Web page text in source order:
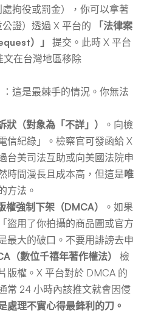
拘役或罰金），你可以拿著
公證）透過 X 平台的
「法律案
）」
提交。此時 X 平台
文在台灣地區移除
：這是最棘手的情況。你無法
狀（對象為「不詳」）
。向檢
信紀錄」。檢察官可發函給 X
台美司法互助或向美國法院申
時間漫長且成本高，但這是唯
方法。
權強制下架（DMCA）
。如果
盜用了你拍攝的商品圖或官方
最大的破口。不要用誹謗去申
（數位千禧年著作權法）
檢
版權。X 平台對於 DMCA 的
常 24 小時內該推文就會因侵
處理不實心得最鋒利的刀。